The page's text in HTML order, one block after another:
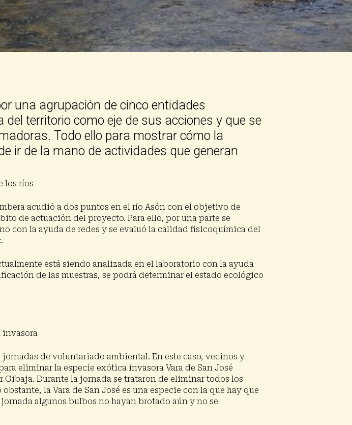
una agrupación de cinco entidades
territorio como eje de sus acciones y que se
Todo ello para mostrar cómo la
ir de la mano de actividades que generan
los ríos
acudió a dos puntos en el río Asón con el objetivo de
de actuación del proyecto. Para ello, por una parte se
con la ayuda de redes y se evaluó la calidad fisicoquímica del
está siendo analizada en el laboratorio con la ayuda
de las muestras, se podrá determinar el estado ecológico
invasora
de voluntariado ambiental. En este caso, vecinos y
eliminar la especie exótica invasora Vara de San José
Gibaja. Durante la jornada se trataron de eliminar todos los
la Vara de San José es una especie con la que hay que
algunos bulbos no hayan brotado aún y no se